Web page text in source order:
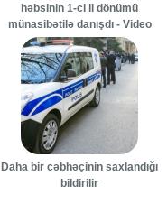
həbsinin 1-ci il dönümü
münasibətilə danışdı - Video
Daha bir cəbhəçinin saxlandığı
bildirilir